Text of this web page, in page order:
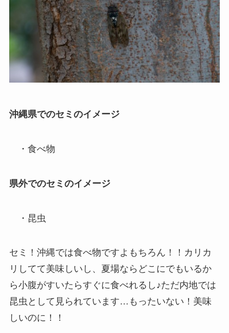
沖縄県でのセミのイメージ
・食べ物
県外でのセミのイメージ
・昆虫
セミ！沖縄では食べ物ですよもちろん！！カリカ
リしてて美味しいし、夏場ならどこにでもいるか
ら小腹がすいたらすぐに食べれるし♪ただ内地では
昆虫として見られています…もったいない！美味
しいのに！！